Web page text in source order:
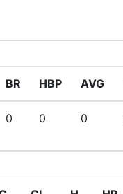
BR HBP AVG
0 0 0